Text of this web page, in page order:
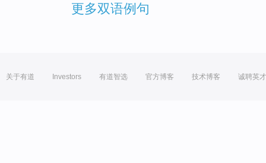
更多双语例句
关于有道 Investors 有道智选 官方博客 技术博客 诚聘英才